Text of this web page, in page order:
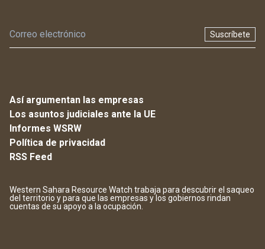
Suscríbete
Así argumentan las empresas
Los asuntos judiciales ante la UE
Informes WSRW
Política de privacidad
RSS Feed
Western Sahara Resource Watch trabaja para descubrir el saqueo
del territorio y para que las empresas y los gobiernos rindan
cuentas de su apoyo a la ocupación.